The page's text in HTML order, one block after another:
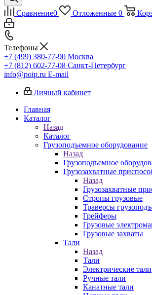
Сравнение0 Отложенные 0
Телефоны
+7 (499) 380-77-90 Москва
+7 (812) 602-77-08 Санкт-Петербург
info@poip.ru E-mail
Личный кабинет
Главная
Каталог
Назад
Каталог
Грузоподъемное оборудование
Назад
Грузоподъемное
Грузозахватные
Назад
Грузозахватные
Стропы грузовые
Траверсы
Грейферы
Грузовые
Грузовые захваты
Тали
Назад
Тали
Электрические тали
Ручные тали
Канатные тали